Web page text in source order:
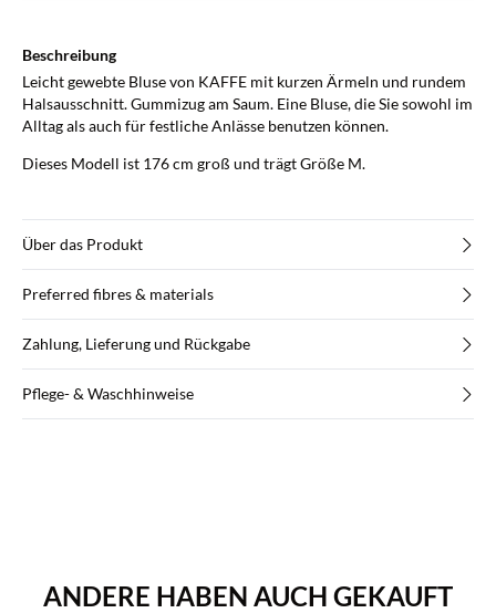
Beschreibung
Leicht gewebte Bluse von KAFFE mit kurzen Ärmeln und rundem
Halsausschnitt. Gummizug am Saum. Eine Bluse, die Sie sowohl im
Alltag als auch für festliche Anlässe benutzen können.
Dieses Modell ist 176 cm groß und trägt Größe M.
Über das Produkt
Preferred fibres & materials
Zahlung, Lieferung und Rückgabe
Pflege- & Waschhinweise
ANDERE HABEN AUCH GEKAUFT